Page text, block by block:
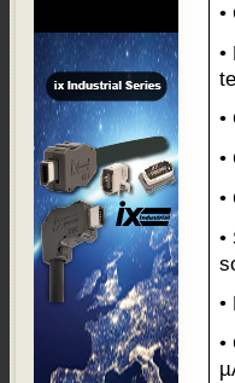
•
•
•
•
•
•
•
•